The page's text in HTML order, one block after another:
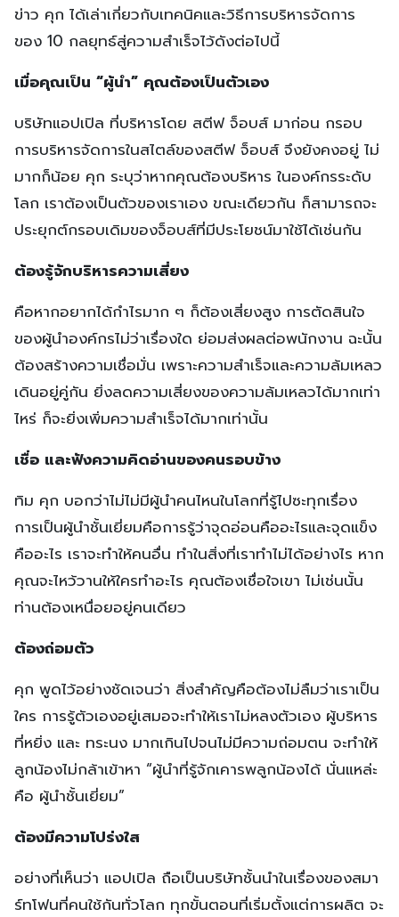
ข่าว คุก ได้เล่าเกี่ยวกับเทคนิคและวิธีการบริหารจัดการ
ของ 10 กลยุทธ์สู่ความสำเร็จไว้ดังต่อไปนี้
เมื่อคุณเป็น “ผู้นำ” คุณต้องเป็นตัวเอง
บริษัทแอปเปิล ที่บริหารโดย สตีฟ จ็อบส์ มาก่อน กรอบ
การบริหารจัดการในสไตล์ของสตีฟ จ็อบส์ จึงยังคงอยู่ ไม่
มากก็น้อย คุก ระบุว่าหากคุณต้องบริหาร ในองค์กรระดับ
โลก เราต้องเป็นตัวของเราเอง ขณะเดียวกัน ก็สามารถจะ
ประยุกต์กรอบเดิมของจ็อบส์ที่มีประโยชน์มาใช้ได้เช่นกัน
ต้องรู้จักบริหารความเสี่ยง
คือหากอยากได้กำไรมาก ๆ ก็ต้องเสี่ยงสูง การตัดสินใจ
ของผู้นำองค์กรไม่ว่าเรื่องใด ย่อมส่งผลต่อพนักงาน ฉะนั้น
ต้องสร้างความเชื่อมั่น เพราะความสำเร็จและความล้มเหลว
เดินอยู่คู่กัน ยิ่งลดความเสี่ยงของความล้มเหลวได้มากเท่า
ไหร่ ก็จะยิ่งเพิ่มความสำเร็จได้มากเท่านั้น
เชื่อ และฟังความคิดอ่านของคนรอบข้าง
ทิม คุก บอกว่าไม่ไม่มีผู้นำคนไหนในโลกที่รู้ไปซะทุกเรื่อง
การเป็นผู้นำชั้นเยี่ยมคือการรู้ว่าจุดอ่อนคืออะไรและจุดแข็ง
คืออะไร เราจะทำให้คนอื่น ทำในสิ่งที่เราทำไม่ได้อย่างไร หาก
คุณจะไหว้วานให้ใครทำอะไร คุณต้องเชื่อใจเขา ไม่เช่นนั้น
ท่านต้องเหนื่อยอยู่คนเดียว
ต้องถ่อมตัว
คุก พูดไว้อย่างชัดเจนว่า สิ่งสำคัญคือต้องไม่ลืมว่าเราเป็น
ใคร การรู้ตัวเองอยู่เสมอจะทำให้เราไม่หลงตัวเอง ผู้บริหาร
ที่หยิ่ง และ ทระนง มากเกินไปจนไม่มีความถ่อมตน จะทำให้
ลูกน้องไม่กล้าเข้าหา “ผู้นำที่รู้จักเคารพลูกน้องได้ นั่นแหล่ะ
คือ ผู้นำชั้นเยี่ยม”
ต้องมีความโปร่งใส
อย่างที่เห็นว่า แอปเปิล ถือเป็นบริษัทชั้นนำในเรื่องของสมา
ร์ทโฟนที่คนใช้กันทั่วโลก ทุกขั้นตอนที่เริ่มตั้งแต่การผลิต จะ